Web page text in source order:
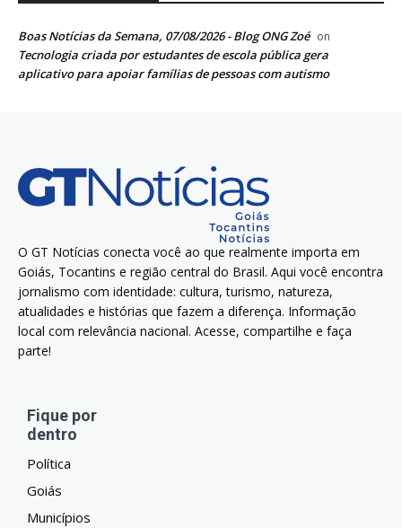
Boas Notícias da Semana, 07/08/2026 - Blog ONG Zoé on
Tecnologia criada por estudantes de escola pública gera
aplicativo para apoiar famílias de pessoas com autismo
O GT Notícias conecta você ao que realmente importa em
Goiás, Tocantins e região central do Brasil. Aqui você encontra
jornalismo com identidade: cultura, turismo, natureza,
atualidades e histórias que fazem a diferença. Informação
local com relevância nacional. Acesse, compartilhe e faça
parte!
Fique por
dentro
Política
Goiás
Municípios